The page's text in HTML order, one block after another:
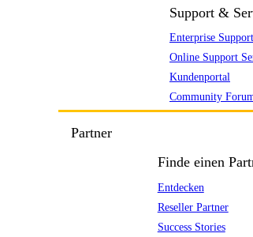
Support &
Enterprise
Online Support
Kundenportal
Community
Partner
Finde einen
Entdecken
Reseller Partner
Success Stories